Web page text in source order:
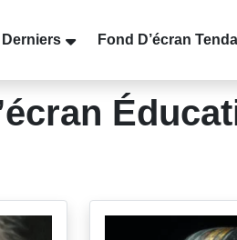
Derniers Fond D’écran